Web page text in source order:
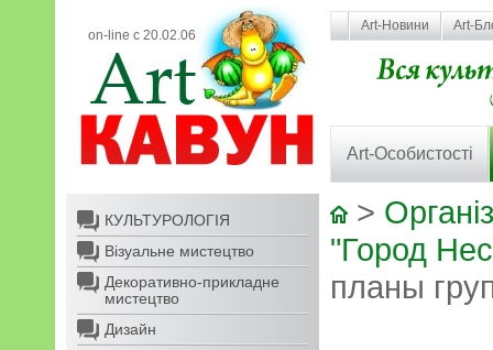
on-line с 20.02.06
Art-Новини Art-
Art-Особистості
КУЛЬТУРОЛОГІЯ
Візуальне мистецтво
Декоративно-прикладне
мистецтво
Дизайн
>
"Город
планы